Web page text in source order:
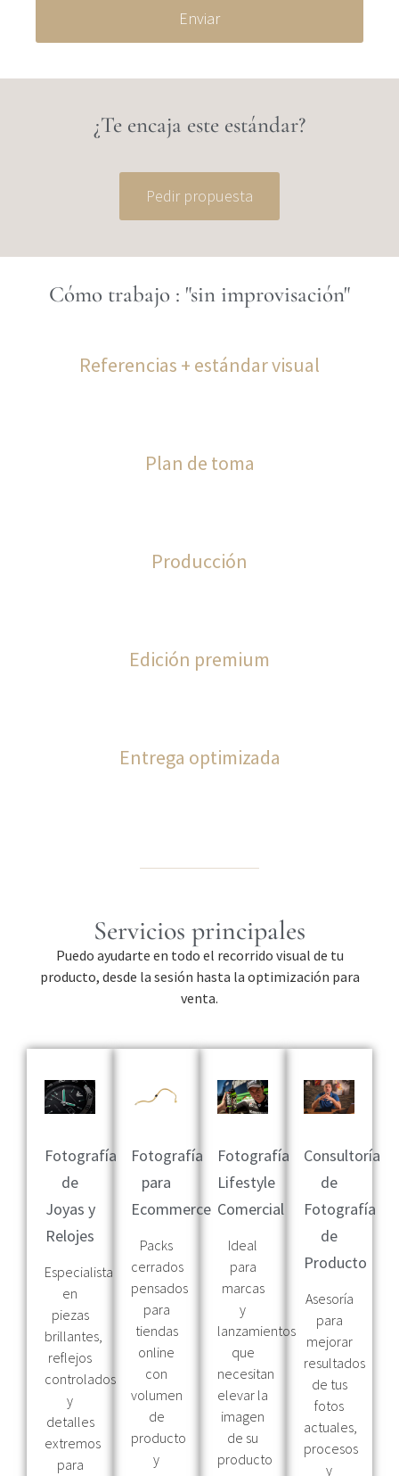
Enviar
¿Te encaja este estándar?
Pedir propuesta
Cómo trabajo : "sin improvisación"
Referencias + estándar visual
Plan de toma
Producción
Edición premium
Entrega optimizada
Servicios principales
Puedo ayudarte en todo el recorrido visual de tu
producto, desde la sesión hasta la optimización para
venta.
Fotografía
de
Joyas y
Relojes
Especialista
en
piezas
brillantes,
reflejos
controlados
y
detalles
extremos
para
Fotografía
para
Ecommerce
Packs
cerrados
pensados
para
tiendas
online
con
volumen
de
producto
y
Fotografía
Lifestyle
Comercial
Ideal
para
marcas
y
lanzamientos
que
necesitan
elevar la
imagen
de su
producto
Consultoría
de
Fotografía
de
Producto
Asesoría
para
mejorar
resultados
de tus
fotos
actuales,
procesos
y